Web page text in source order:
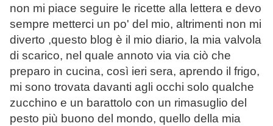
non mi piace seguire le ricette alla lettera e devo
sempre metterci un po' del mio, altrimenti non mi
diverto ,questo blog è il mio diario, la mia valvola
di scarico, nel quale annoto via via ciò che
preparo in cucina, così ieri sera, aprendo il frigo,
mi sono trovata davanti agli occhi solo qualche
zucchino e un barattolo con un rimasuglio del
pesto più buono del mondo, quello della mia